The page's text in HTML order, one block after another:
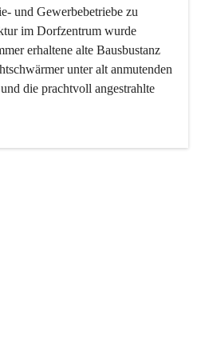
und Gewerbebetriebe zu
im Dorfzentrum wurde
erhaltene alte Bausbustanz
unter alt anmutenden
die prachtvoll angestrahlte
nicht mehr, ist aber integrativer